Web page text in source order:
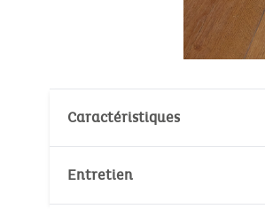
Caractéristiques
Entretien